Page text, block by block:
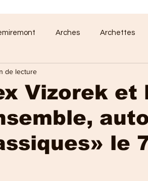
Arches Archettes
Saint-Amé
Sports en vosges Mirecourt
Vizorek et
le
de lecture